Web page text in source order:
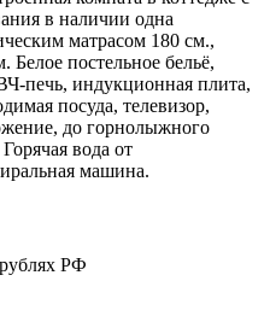
в наличии одна
матрасом 180 см.,
постельное бельё,
печь, индукционная плита,
посуда, телевизор,
до горнолыжного
вода от
машина.
РФ